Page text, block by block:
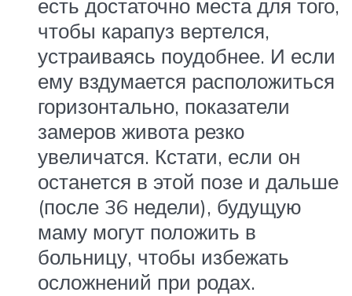
есть достаточно места для того,
чтобы карапуз вертелся,
устраиваясь поудобнее. И если
ему вздумается расположиться
горизонтально, показатели
замеров живота резко
увеличатся. Кстати, если он
останется в этой позе и дальше
(после 36 недели), будущую
маму могут положить в
больницу, чтобы избежать
осложнений при родах.